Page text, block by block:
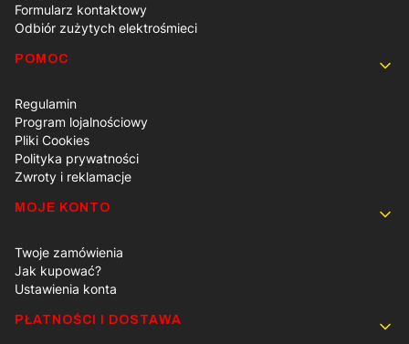
Formularz kontaktowy
Odbiór zużytych elektrośmieci
POMOC
Regulamin
Program lojalnościowy
Pliki Cookies
Polityka prywatności
Zwroty i reklamacje
MOJE KONTO
Twoje zamówienia
Jak kupować?
Ustawienia konta
PŁATNOŚCI I DOSTAWA